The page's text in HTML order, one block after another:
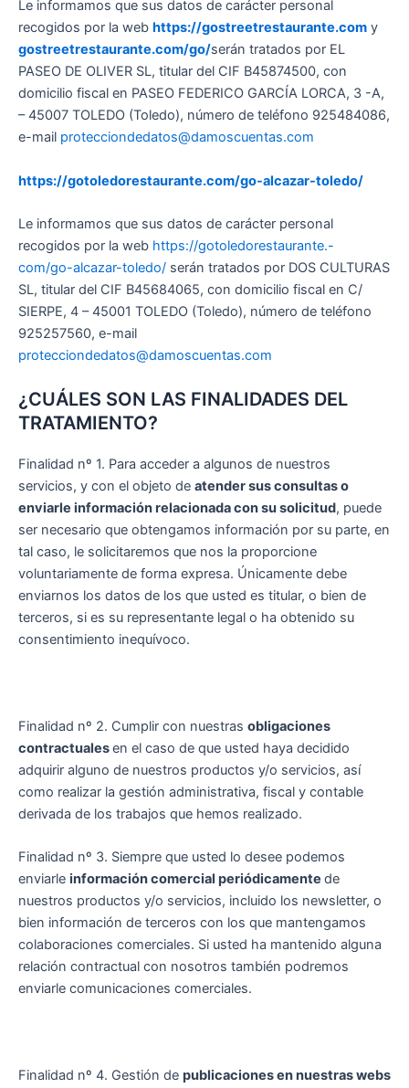
Le informamos que sus datos de carácter personal
recogidos por la web https://gostreetrestaurante.com y
gostreetrestaurante.com/go/serán tratados por EL
PASEO DE OLIVER SL, titular del CIF B45874500, con
domicilio fiscal en PASEO FEDERICO GARCÍA LORCA, 3 -A,
– 45007 TOLEDO (Toledo), número de teléfono 925484086,
e-mail protecciondedatos@damoscuentas.com
https://gotoledorestaurante.com/go-alcazar-toledo/
Le informamos que sus datos de carácter personal
recogidos por la web https://gotoledorestaurante.-
com/go-alcazar-toledo/ serán tratados por DOS CULTURAS
SL, titular del CIF B45684065, con domicilio fiscal en C/
SIERPE, 4 – 45001 TOLEDO (Toledo), número de teléfono
925257560, e-mail
protecciondedatos@damoscuentas.com
¿CUÁLES SON LAS FINALIDADES DEL
TRATAMIENTO?
Finalidad nº 1. Para acceder a algunos de nuestros
servicios, y con el objeto de atender sus consultas o
enviarle información relacionada con su solicitud, puede
ser necesario que obtengamos información por su parte, en
tal caso, le solicitaremos que nos la proporcione
voluntariamente de forma expresa. Únicamente debe
enviarnos los datos de los que usted es titular, o bien de
terceros, si es su representante legal o ha obtenido su
consentimiento inequívoco.
Finalidad nº 2. Cumplir con nuestras obligaciones
contractualesen el caso de que usted haya decidido
adquirir alguno de nuestros productos y/o servicios, así
como realizar la gestión administrativa, fiscal y contable
derivada de los trabajos que hemos realizado.
Finalidad nº 3. Siempre que usted lo desee podemos
enviarle información comercial periódicamente de
nuestros productos y/o servicios, incluido los newsletter, o
bien información de terceros con los que mantengamos
colaboraciones comerciales. Si usted ha mantenido alguna
relación contractual con nosotros también podremos
enviarle comunicaciones comerciales.
Finalidad nº 4. Gestión de publicaciones en nuestras webs